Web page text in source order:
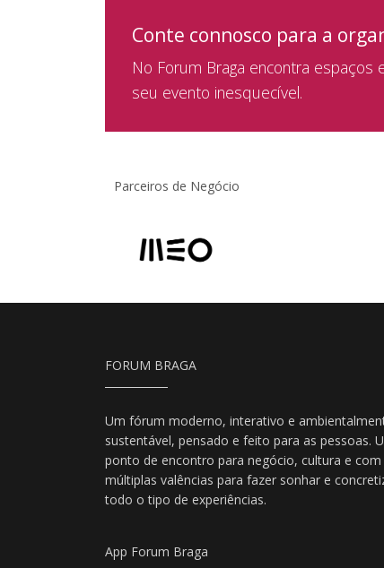
Conte connosco para a
No Forum Braga encontra
seu evento inesquecível.
Parceiros de Negócio
FORUM BRAGA
Um fórum moderno, interativo e
sustentável, pensado e feito para as pessoas.
ponto de encontro para negócio, cultura e com
múltiplas valências para fazer sonhar e
todo o tipo de experiências.
App Forum Braga